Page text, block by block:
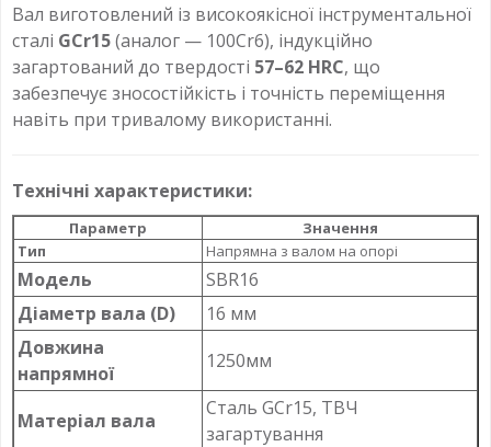
Вал виготовлений із високоякісної інструментальної
сталі GCr15(аналог — 100Cr6), індукційно
загартований до твердості 57–62 HRC, що
забезпечує зносостійкість і точність переміщення
навіть при тривалому використанні.
Технічні характеристики:
Параметр
Значення
Тип
Напрямна з валом на опорі
Модель
SBR16
Діаметр вала (D)
16 мм
Довжина
напрямної
1250мм
Матеріал вала
Сталь GCr15, ТВЧ
загартування